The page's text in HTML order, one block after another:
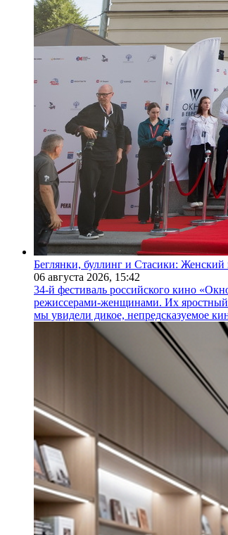
Беглянки, буллинг и Стасики:
06 августа 2026, 15:42
34-й фестиваль российского кино
режиссерами-женщинами. Их яростный
мы увидели дикое, непредсказуемое